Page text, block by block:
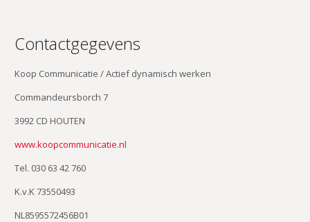
Contactgegevens
Koop Communicatie / Actief dynamisch werken
Commandeursborch 7
3992 CD HOUTEN
www.koopcommunicatie.nl
Tel. 030 63 42 760
K.v.K 73550493
NL8595572456B01